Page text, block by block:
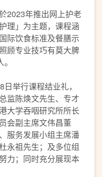
2023年推出网上护老
理」为主题，课程涵
际饮食标准及餐膳示
顾专业技巧有莫大脾
举行课程结业礼，
监陈焕文先生、专才
大学吞咽研究所所长
会副主席文伟昌董
服务发展小组主席潘
永祖先生；及多位组
力；同时充分展现本